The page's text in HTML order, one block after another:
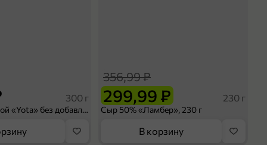
300 г
Йогурт питьевой «Yota» без добавления сахара, 300 г
299,99 ₽
356,99 ₽
230 г
Сыр 50% «Ламбер», 230 г
В корзину